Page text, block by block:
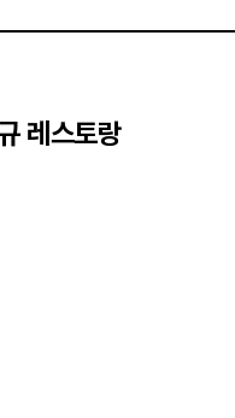
레스토랑